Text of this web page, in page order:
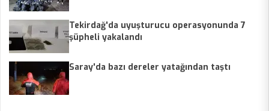
Tekirdağ'da uyuşturucu operasyonunda 7
şüpheli yakalandı
Saray'da bazı dereler yatağından taştı